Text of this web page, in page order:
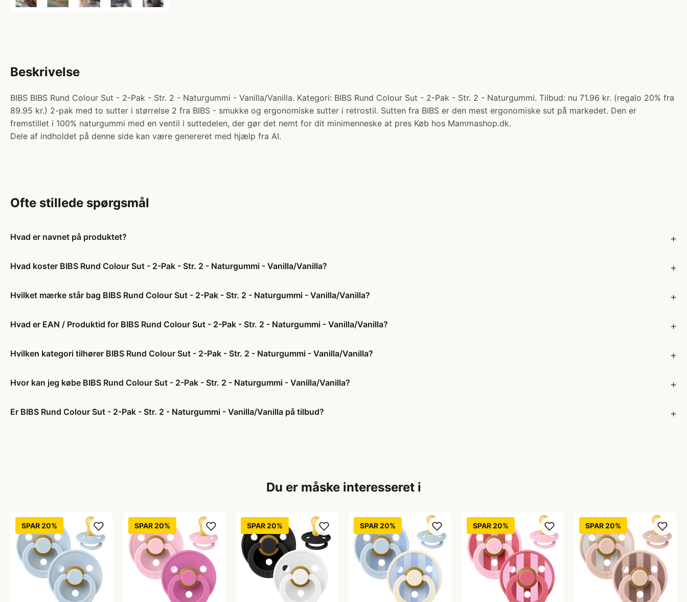
Beskrivelse
BIBS BIBS Rund Colour Sut - 2-Pak - Str. 2 - Naturgummi - Vanilla/Vanilla. Kategori: BIBS Rund Colour Sut - 2-Pak - Str. 2 - Naturgummi. Tilbud: nu 71.96 kr. (regalo 20% fra
89.95 kr.) 2-pak med to sutter i størrelse 2 fra BIBS - smukke og ergonomiske sutter i retrostil. Sutten fra BIBS er den mest ergonomiske sut på markedet. Den er
fremstillet i 100% naturgummi med en ventil i suttedelen, der gør det nemt for dit minimenneske at pres Køb hos Mammashop.dk.
Dele af indholdet på denne side kan være genereret med hjælp fra AI.
Ofte stillede spørgsmål
Hvad er navnet på produktet?
Hvad koster BIBS Rund Colour Sut - 2-Pak - Str. 2 - Naturgummi - Vanilla/Vanilla?
Hvilket mærke står bag BIBS Rund Colour Sut - 2-Pak - Str. 2 - Naturgummi - Vanilla/Vanilla?
Hvad er EAN / Produktid for BIBS Rund Colour Sut - 2-Pak - Str. 2 - Naturgummi - Vanilla/Vanilla?
Hvilken kategori tilhører BIBS Rund Colour Sut - 2-Pak - Str. 2 - Naturgummi - Vanilla/Vanilla?
Hvor kan jeg købe BIBS Rund Colour Sut - 2-Pak - Str. 2 - Naturgummi - Vanilla/Vanilla?
Er BIBS Rund Colour Sut - 2-Pak - Str. 2 - Naturgummi - Vanilla/Vanilla på tilbud?
Du er måske interesseret i
SPAR 20% SPAR 20% SPAR 20% SPAR 20% SPAR 20% SPAR 20%